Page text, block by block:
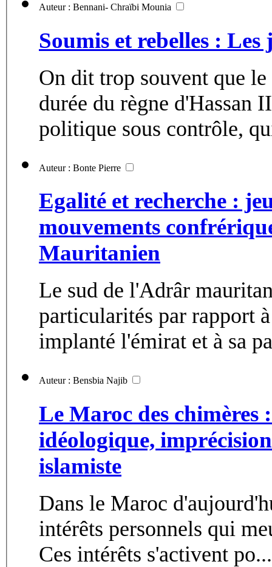
Auteur : Bennani- Chraïbi Mounia
Soumis et rebelles :
On dit trop souvent que
durée du règne d'Hassan
politique sous contrôle,
Auteur : Bonte Pierre
Egalité et recherche :
mouvements
Mauritanien
Le sud de l'Adrâr
particularités par rapport
implanté l'émirat et à sa
Auteur : Bensbia Najib
Le Maroc des
idéologique,
islamiste
Dans le Maroc
intérêts personnels qui
Ces intérêts s'activent po...